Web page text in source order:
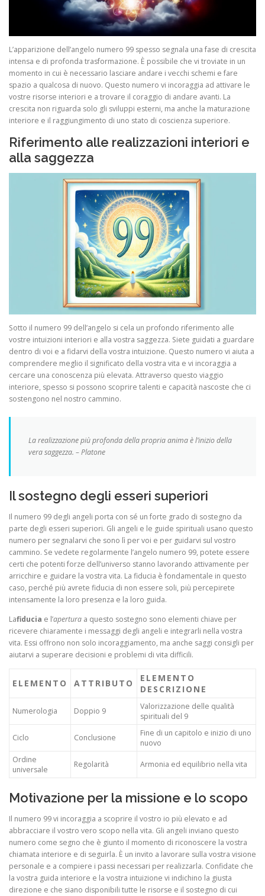
L’apparizione dell’angelo numero 99 spesso segnala una fase di crescita
intensa e di profonda trasformazione. È possibile che vi troviate in un
momento in cui è necessario lasciare andare i vecchi schemi e fare
spazio a qualcosa di nuovo. Questo numero vi incoraggia ad attivare le
vostre risorse interiori e a trovare il coraggio di andare avanti. La
crescita non riguarda solo gli sviluppi esterni, ma anche la maturazione
interiore e il raggiungimento di uno stato di coscienza superiore.
Riferimento alle realizzazioni interiori e
alla saggezza
Sotto il numero 99 dell’angelo si cela un profondo riferimento alle
vostre intuizioni interiori e alla vostra saggezza. Siete guidati a guardare
dentro di voi e a fidarvi della vostra intuizione. Questo numero vi aiuta a
comprendere meglio il significato della vostra vita e vi incoraggia a
cercare una conoscenza più elevata. Attraverso questo viaggio
interiore, spesso si possono scoprire talenti e capacità nascoste che ci
sostengono nel nostro cammino.
La realizzazione più profonda della propria anima è l’inizio della
vera saggezza. – Platone
Il sostegno degli esseri superiori
Il numero 99 degli angeli porta con sé un forte grado di sostegno da
parte degli esseri superiori. Gli angeli e le guide spirituali usano questo
numero per segnalarvi che sono lì per voi e per guidarvi sul vostro
cammino. Se vedete regolarmente l’angelo numero 99, potete essere
certi che potenti forze dell’universo stanno lavorando attivamente per
arricchire e guidare la vostra vita. La fiducia è fondamentale in questo
caso, perché più avrete fiducia di non essere soli, più percepirete
intensamente la loro presenza e la loro guida.
Lafiducia e l’apertura a questo sostegno sono elementi chiave per
ricevere chiaramente i messaggi degli angeli e integrarli nella vostra
vita. Essi offrono non solo incoraggiamento, ma anche saggi consigli per
aiutarvi a superare decisioni e problemi di vita difficili.
ELEMENTO ATTRIBUTO
ELEMENTO
DESCRIZIONE
Numerologia Doppio 9
Valorizzazione delle qualità
spirituali del 9
Ciclo Conclusione
Fine di un capitolo e inizio di uno
nuovo
Ordine
universale
Regolarità Armonia ed equilibrio nella vita
Motivazione per la missione e lo scopo
Il numero 99 vi incoraggia a scoprire il vostro io più elevato e ad
abbracciare il vostro vero scopo nella vita. Gli angeli inviano questo
numero come segno che è giunto il momento di riconoscere la vostra
chiamata interiore e di seguirla. È un invito a lavorare sulla vostra visione
personale e a compiere i passi necessari per realizzarla. Confidate che
la vostra guida interiore e la vostra intuizione vi indichino la giusta
direzione e che siano disponibili tutte le risorse e il sostegno di cui